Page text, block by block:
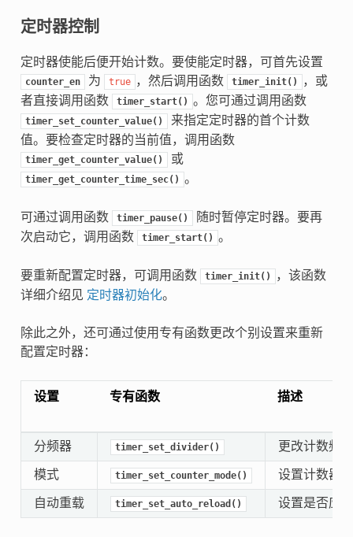
定时器控制
定时器使能后便开始计数。要使能定时器，可首先设置
counter_en 为 true ，然后调用函数 timer_init()
，或
者直接调用函数
timer_start() 。您可通过调用函数
timer_set_counter_value()
来指定定时器的首个计数
值。要检查定时器的当前值，调用函数
timer_get_counter_value() 或
timer_get_counter_time_sec() 。
可通过调用函数 timer_pause()
随时暂停定时器。要再
次启动它，调用函数
timer_start() 。
要重新配置定时器，可调用函数 timer_init()
，该函数
详细介绍见 定时器初始化。
除此之外，还可通过使用专有函数更改个别设置来重新
配置定时器：
设置 专有函数 描述
分频器 timer_set_divider() 更改计数频
模式 timer_set_counter_mode() 设置计数器
自动重载 timer_set_auto_reload() 设置是否应